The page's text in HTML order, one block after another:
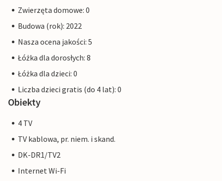
Zwierzęta domowe: 0
Budowa (rok): 2022
Nasza ocena jakości: 5
Łóżka dla dorosłych: 8
Łóżka dla dzieci: 0
Liczba dzieci gratis (do 4 lat): 0
Obiekty
4 TV
TV kablowa, pr. niem. i skand.
DK-DR1/TV2
Internet Wi-Fi